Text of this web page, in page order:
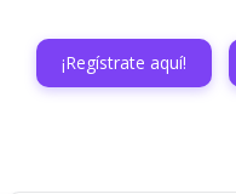
¡Regístrate aquí!